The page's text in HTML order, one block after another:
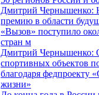
Дмитрий Чернышенко:
премию в области
«Вызов» поступило
стран м
Дмитрий Чернышенко:
спортивных объектов
благодаря федпроекту
жизни»